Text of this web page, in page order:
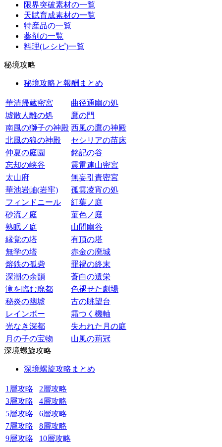
限界突破素材の一覧
天賦育成素材の一覧
特産品の一覧
薬剤の一覧
料理(レシピ)一覧
秘境攻略
秘境攻略と報酬まとめ
華清帰蔵密宮
曲径通幽の処
墟散人離の処
鷹の門
南風の獅子の神殿 西風の鷹の神殿
北風の狼の神殿
セシリアの苗床
仲夏の庭園
銘記の谷
忘却の峡谷
震雷連山密宮
太山府
無妄引責密宮
華池岩岫(岩牢)
孤雲凌宵の処
フィンドニール
紅葉ノ庭
砂流ノ庭
菫色ノ庭
熟眠ノ庭
山間幽谷
縁覚の塔
有頂の塔
無学の塔
赤金の廃城
熔鉄の孤砦
罪禍の終末
深潮の余韻
蒼白の遺栄
滝を臨む廃都
色褪せた劇場
秘炎の幽墟
古の眺望台
レインボー
霜つく機軸
光なき深都
失われた月の庭
月の子の宝物
山風の荊冠
深境螺旋攻略
深境螺旋攻略まとめ
1層攻略
2層攻略
3層攻略
4層攻略
5層攻略
6層攻略
7層攻略
8層攻略
9層攻略
10層攻略